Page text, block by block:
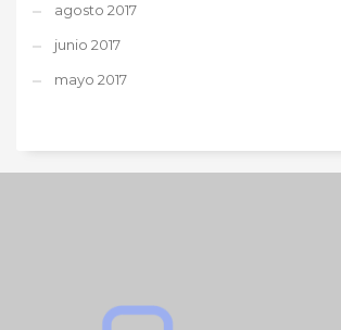
agosto 2017
junio 2017
mayo 2017